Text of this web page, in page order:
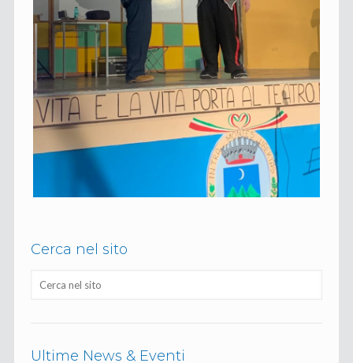
Cerca nel sito
Ultime News & Eventi